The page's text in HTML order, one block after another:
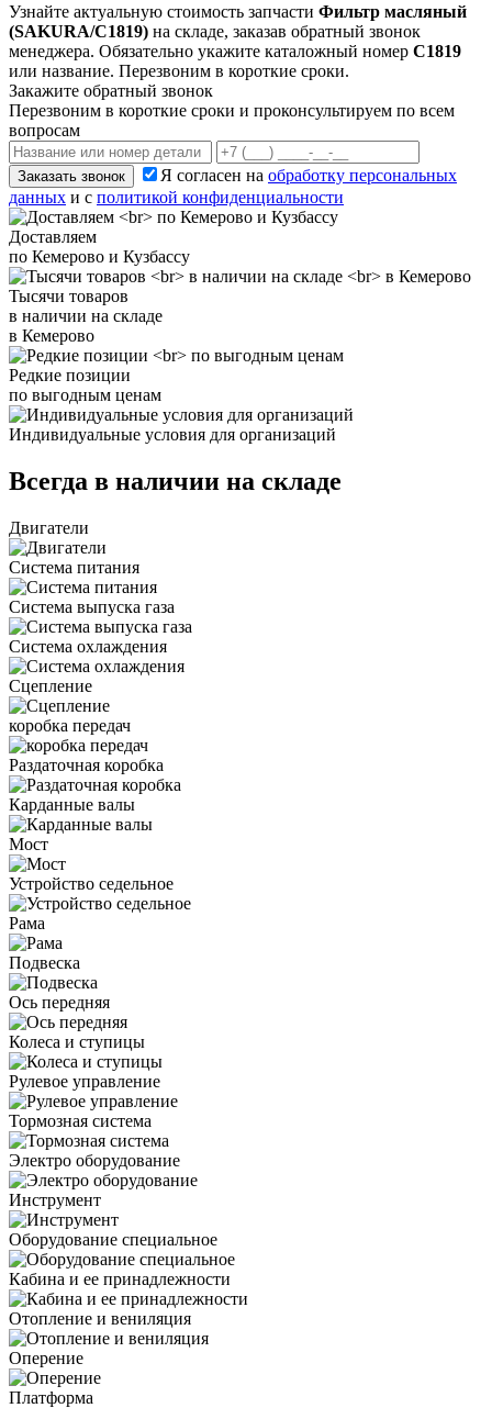
Узнайте актуальную стоимость запчасти Фильтр масляный
(SAKURA/C1819) на складе, заказав обратный звонок
менеджера. Обязательно укажите каталожный номер C1819
или название. Перезвоним в короткие сроки.
Закажите обратный звонок
Перезвоним в короткие сроки и проконсультируем по всем
вопросам
Заказать звонок Я согласен на обработку персональных
данных и с политикой конфиденциальности
Доставляем
по Кемерово и Кузбассу
Тысячи товаров
в наличии на складе
в Кемерово
Редкие позиции
по выгодным ценам
Индивидуальные условия для организаций
Всегда в наличии на складе
Двигатели
Система питания
Система выпуска газа
Система охлаждения
Сцепление
коробка передач
Раздаточная коробка
Карданные валы
Мост
Устройство седельное
Рама
Подвеска
Ось передняя
Колеса и ступицы
Рулевое управление
Тормозная система
Электро оборудование
Инструмент
Оборудование специальное
Кабина и ее принадлежности
Отопление и вениляция
Оперение
Платформа